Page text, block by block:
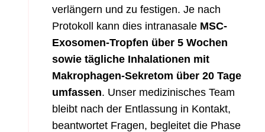
verlängern und zu festigen. Je nach
Protokoll kann dies intranasale MSC-
Exosomen-Tropfen über 5 Wochen
sowie tägliche Inhalationen mit
Makrophagen-Sekretom über 20 Tage
umfassen. Unser medizinisches Team
bleibt nach der Entlassung in Kontakt,
beantwortet Fragen, begleitet die Phase